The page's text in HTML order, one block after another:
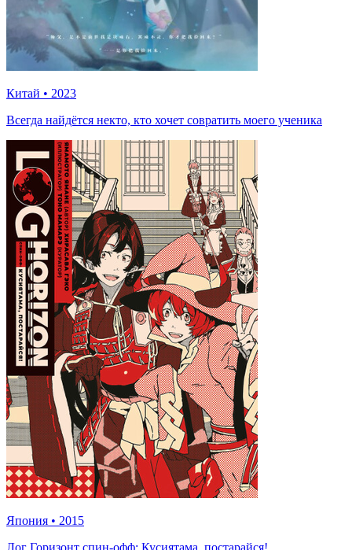
Китай • 2023
Всегда найдётся некто, кто хочет совратить моего ученика
Япония • 2015
Лог Горизонт спин-офф: Кусиятама, постарайся!